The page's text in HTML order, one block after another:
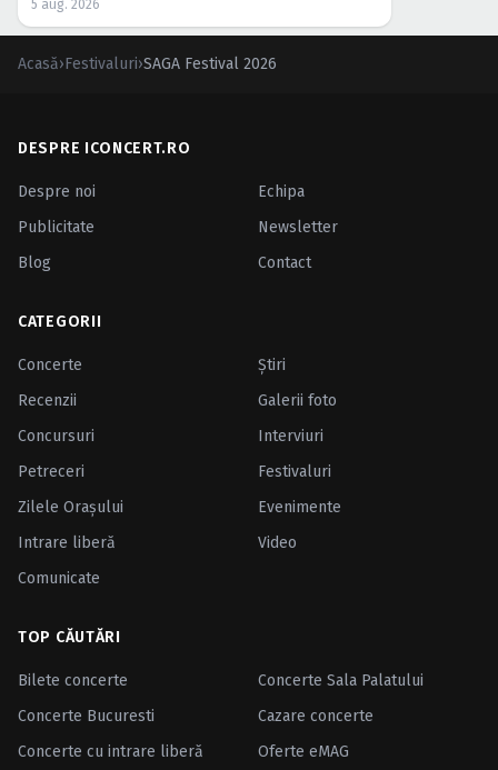
5 aug. 2026
Acasă›Festivaluri›SAGA Festival 2026
DESPRE ICONCERT.RO
Despre noi
Echipa
Publicitate
Newsletter
Blog
Contact
CATEGORII
Concerte
Ştiri
Recenzii
Galerii foto
Concursuri
Interviuri
Petreceri
Festivaluri
Zilele Oraşului
Evenimente
Intrare liberă
Video
Comunicate
TOP CĂUTĂRI
Bilete concerte
Concerte Sala Palatului
Concerte Bucuresti
Cazare concerte
Concerte cu intrare liberă
Oferte eMAG